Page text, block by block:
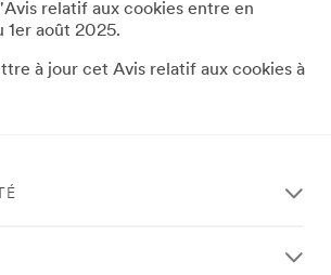
relatif aux cookies entre en
1er août 2025.
à jour cet Avis relatif aux cookies à